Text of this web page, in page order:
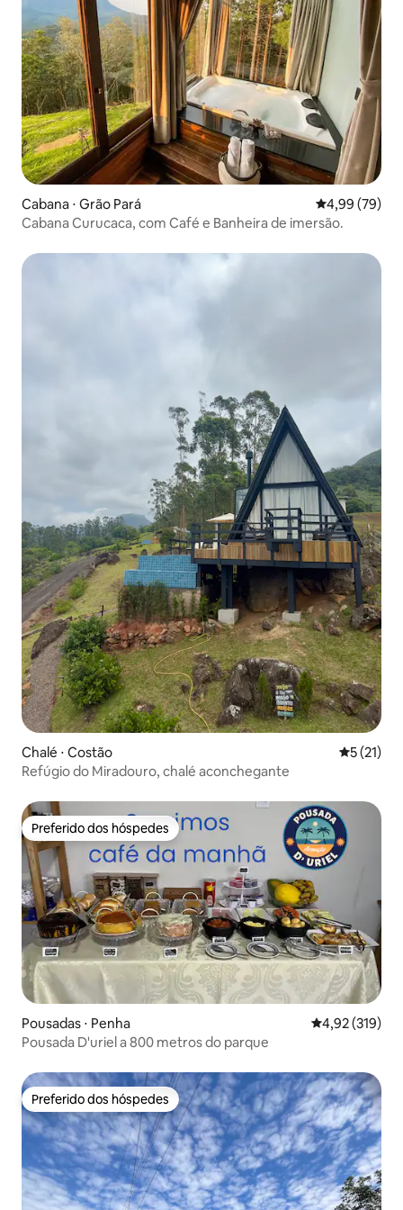
Cabana ⋅ Grão Pará 4,99 de uma
4,99 (79)
Cabana Curucaca, com Café e Banheira de imersão.
Chalé ⋅ Costão 5 de uma
5 (21)
Refúgio do Miradouro, chalé aconchegante
Preferido dos hóspedes
Preferido dos hóspedes
Pousadas ⋅ Penha 4,92 de uma
4,92 (319)
Pousada D'uriel a 800 metros do parque
Preferido dos hóspedes
Preferido dos hóspedes